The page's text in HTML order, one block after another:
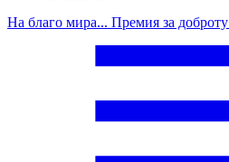
На благо мира... Премия за